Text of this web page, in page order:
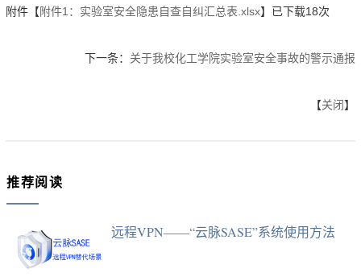
附件【附件1：实验室安全隐患自查自纠汇总表.xlsx】已下载18次
下一条： 关于我校化工学院实验室安全事故的警示通报
【关闭】
推荐阅读
远程VPN——“云脉SASE”系统使用方法